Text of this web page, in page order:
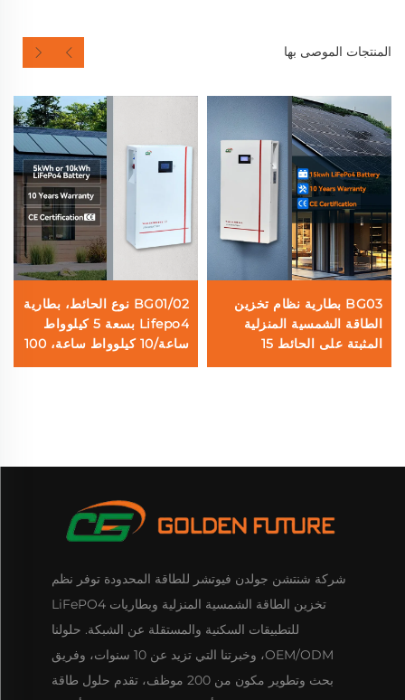
المنتجات الموصى بها
BG03 بطارية نظام تخزين
الطاقة الشمسية المنزلية
المثبتة على الحائط 15
BG01/02 نوع الحائط، بطارية
Lifepo4 بسعة 5 كيلوواط
ساعة/10 كيلوواط ساعة، 100
شركة شنتشن جولدن فيوتشر للطاقة المحدودة توفر نظم
تخزين الطاقة الشمسية المنزلية وبطاريات LiFePO4
للتطبيقات السكنية والمستقلة عن الشبكة. حلولنا
OEM/ODM، وخبرتنا التي تزيد عن 10 سنوات، وفريق
بحث وتطوير مكون من 200 موظف، تقدم حلول طاقة